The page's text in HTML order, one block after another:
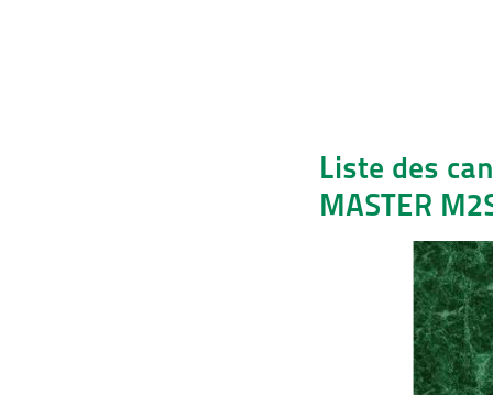
Liste des
MASTER